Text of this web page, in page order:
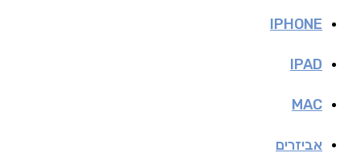
IPHONE
IPAD
MAC
אביזרים